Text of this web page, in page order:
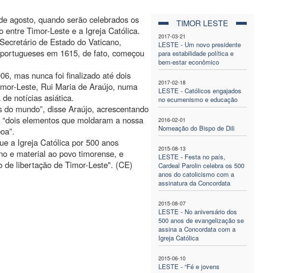
TIMOR LESTE
2017-03-21
LESTE - Um novo presidente
para estabilidade política e
bem-estar econômico
2017-02-18
LESTE - Católicos engajados
no ecumenismo e educação
2016-02-01
Nomeação do Bispo de Dili
2015-08-13
LESTE - Festa no país,
Cardeal Parolin celebra os 500
anos do catolicismo com a
assinatura da Concordata
2015-08-07
LESTE - No aniversário dos
500 anos de evangelização se
assina a Concordata com a
Igreja Católica
2015-06-10
LESTE - “Fé e jovens
agosto, quando serão celebrados os
entre Timor-Leste e a Igreja Católica.
de Estado do Vaticano,
em 1615, de fato, começou
mas nunca foi finalizado até dois
Leste, Rui Maria de Araújo, numa
notícias asiática.
mundo”, disse Araújo, acrescentando
elementos que moldaram a nossa
a Igreja Católica por 500 anos
e material ao povo timorense, e
de libertação de Timor-Leste". (CE)